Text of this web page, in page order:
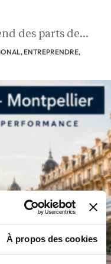
À propos des cookies
des parts de…
ENTREPRENDRE,